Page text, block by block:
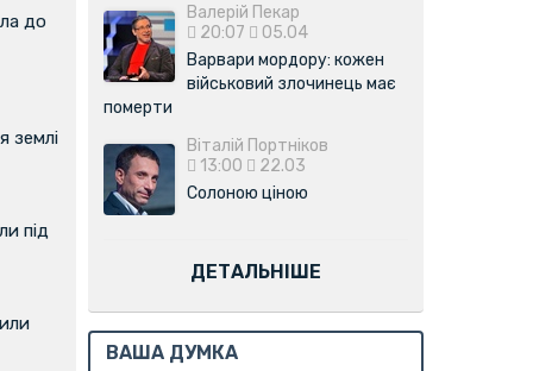
до
землі
під
Валерій Пекар
20:07
05.04
Варвари мордору: кожен
військовий злочинець має
померти
Віталій Портніков
13:00
22.03
Солоною ціною
ДЕТАЛЬНІШЕ
ВАША ДУМКА